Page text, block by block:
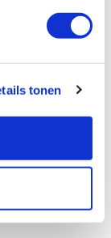
tonen
snede 18
snede 20